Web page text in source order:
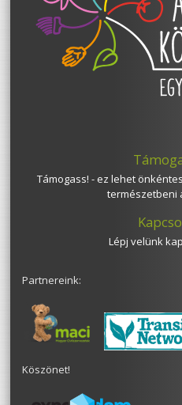
Támogass! - ez lehet
természetbeni
Lépj velünk
Partnereink:
Köszönet!